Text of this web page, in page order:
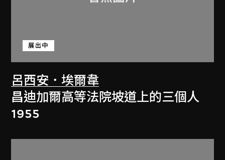
呂西安．埃爾韋
展出中
昌迪加爾高等法院坡道上的三個人
1955